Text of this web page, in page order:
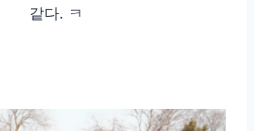
같다. ㅋ